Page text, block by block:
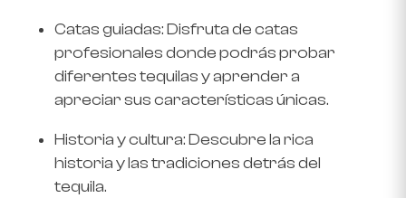
Catas guiadas: Disfruta de catas
profesionales donde podrás probar
diferentes tequilas y aprender a
apreciar sus características únicas.
Historia y cultura: Descubre la rica
historia y las tradiciones detrás del
tequila.